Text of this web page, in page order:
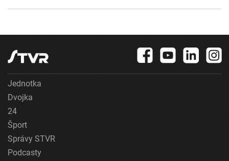
Jednotka
Dvojka
24
Šport
Správy STVR
Podcasty